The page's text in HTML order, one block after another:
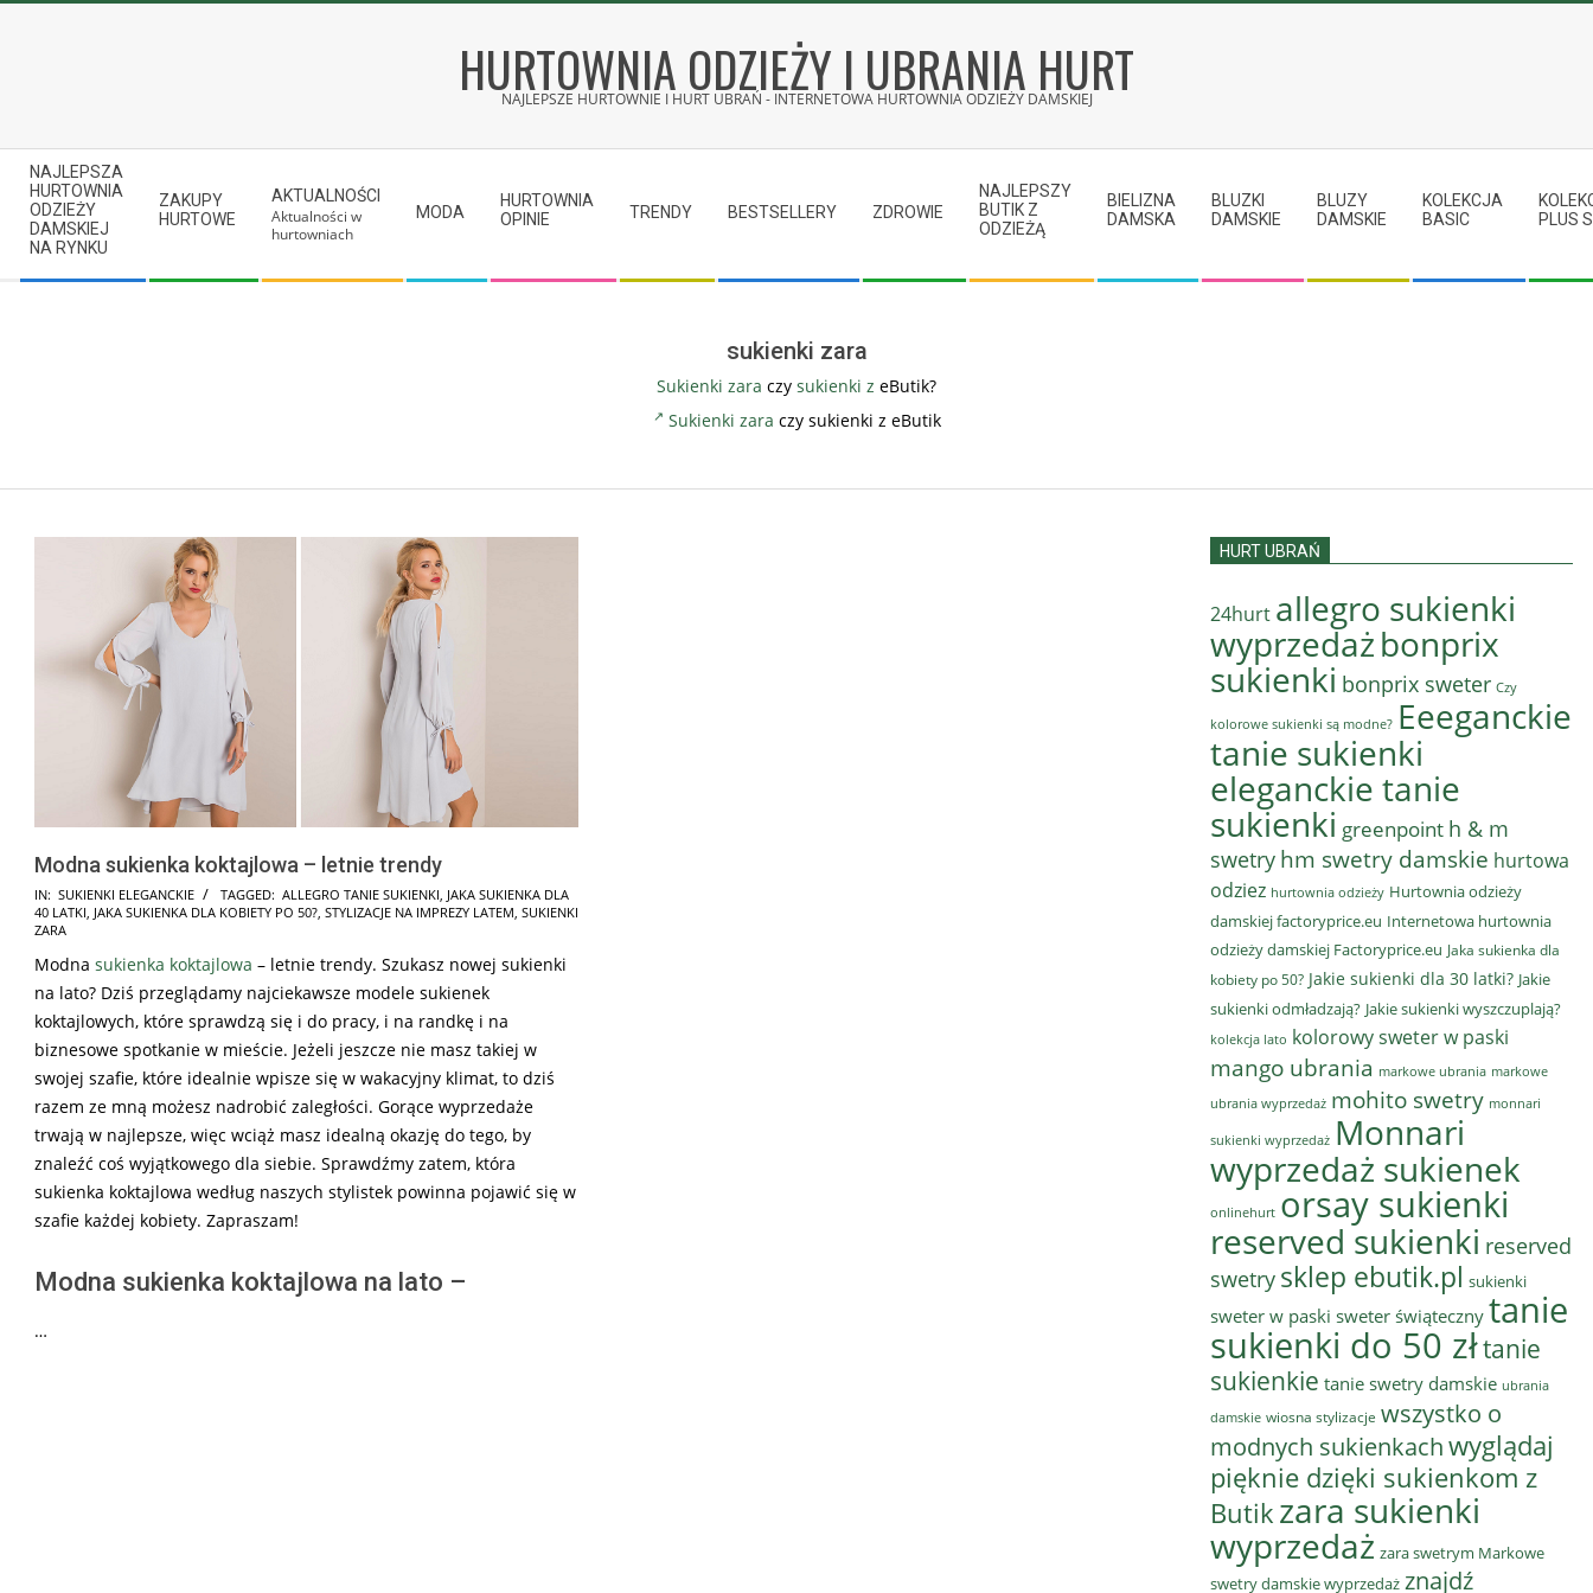
HURTOWNIA ODZIEŻY I UBRANIA HURT
NAJLEPSZE HURTOWNIE I HURT UBRAŃ - INTERNETOWA HURTOWNIA ODZIEŻY DAMSKIEJ
Secondary
Navigation
Menu
NAJLEPSZA
HURTOWNIA
ODZIEŻY
DAMSKIEJ
NA RYNKU
ZAKUPY
HURTOWE
AKTUALNOŚCI
Aktualności w
hurtowniach
MODA
HURTOWNIA
OPINIE
TRENDY BESTSELLERY ZDROWIE
NAJLEPSZY
BUTIK Z
ODZIEŻĄ
BIELIZNA
DAMSKA
BLUZKI
DAMSKIE
BLUZY
DAMSKIE
KOLEKCJA
BASIC
PLUS
sukienki zara
Sukienki zara czy sukienki z eButik?
Sukienki zara czy sukienki z eButik
Modna sukienka koktajlowa – letnie trendy
2025-
08-
IN: SUKIENKI ELEGANCKIE TAGGED: ALLEGRO TANIE SUKIENKI, JAKA SUKIENKA DLA
40 LATKI, JAKA SUKIENKA DLA KOBIETY PO 50?, STYLIZACJE NA IMPREZY LATEM, SUKIENKI
ZARA
Modna sukienka koktajlowa – letnie trendy. Szukasz nowej sukienki
na lato? Dziś przeglądamy najciekawsze modele sukienek
koktajlowych, które sprawdzą się i do pracy, i na randkę i na
biznesowe spotkanie w mieście. Jeżeli jeszcze nie masz takiej w
swojej szafie, które idealnie wpisze się w wakacyjny klimat, to dziś
razem ze mną możesz nadrobić zaległości. Gorące wyprzedaże
trwają w najlepsze, więc wciąż masz idealną okazję do tego, by
znaleźć coś wyjątkowego dla siebie. Sprawdźmy zatem, która
sukienka koktajlowa według naszych stylistek powinna pojawić się w
szafie każdej kobiety. Zapraszam!
Modna sukienka koktajlowa na lato –
…
HURT UBRAŃ
24hurt allegro sukienki
wyprzedażbonprix
sukienki bonprix sweter Czy
kolorowe sukienki są modne? Eeeganckie
tanie sukienki
eleganckie tanie
sukienki greenpoint h & m
swetry hm swetry damskie hurtowa
odziez hurtownia odzieży Hurtownia odzieży
damskiej factoryprice.eu Internetowa hurtownia
odzieży damskiej Factoryprice.eu Jaka sukienka dla
kobiety po 50? Jakie sukienki dla 30 latki? Jakie
sukienki odmładzają? Jakie sukienki wyszczuplają?
kolekcja lato kolorowy sweter w paski
mango ubrania markowe ubrania markowe
ubrania wyprzedaż mohito swetry monnari
sukienki wyprzedaż Monnari
wyprzedaż sukienek
onlinehurt orsay sukienki
reserved sukienki reserved
swetry sklep ebutik.pl sukienki
sweter w paski sweter świątecznytanie
sukienki do 50 złtanie
sukienkie tanie swetry damskie ubrania
damskie wiosna stylizacje wszystko o
modnych sukienkachwyglądaj
pięknie dzięki sukienkom z
Butik zara sukienki
wyprzedaż zara swetrym Markowe
swetry damskie wyprzedaż znajdź